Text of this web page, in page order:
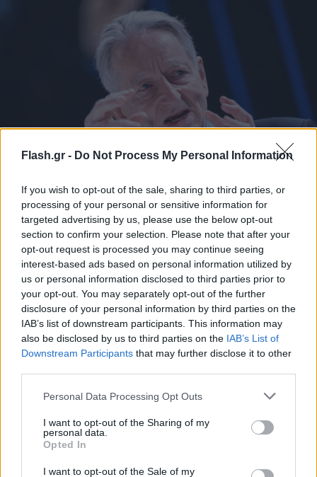
Flash.gr - Do Not Process My Personal Information
If you wish to opt-out of the sale, sharing to third parties, or
processing of your personal or sensitive information for
targeted advertising by us, please use the below opt-out
section to confirm your selection. Please note that after your
opt-out request is processed you may continue seeing
interest-based ads based on personal information utilized by
us or personal information disclosed to third parties prior to
your opt-out. You may separately opt-out of the further
disclosure of your personal information by third parties on the
IAB’s list of downstream participants. This information may
also be disclosed by us to third parties on the IAB’s List of
Downstream Participants that may further disclose it to other
Please note that this website/app uses one or more Google
not limited to your visit or usage behaviour. You may click to
grant or deny consent to Google and its third-party tags to
use your data for below specified purposes in below Google
consent section.
Personal Data Processing Opt Outs
I want to opt-out of the Sharing of my
personal data.
Opted In
I want to opt-out of the Sale of my
«Νονός της AI» προειδοποιεί: Σε λίγο δεν θα
μπορούμε να «ξεπεράσουμε» νοητικά την
Τεχνητή Νοημοσύνη